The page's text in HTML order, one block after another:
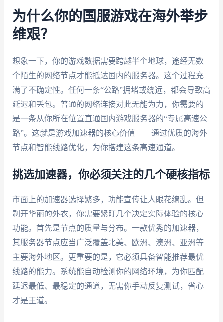
为什么你的国服游戏在海外举步
维艰？
想象一下，你的游戏数据需要跨越半个地球，途经无数
个陌生的网络节点才能抵达国内的服务器。这个过程充
满了不确定性。任何一条“公路”拥堵或绕远，都会导致高
延迟和丢包。普通的网络连接对此无能为力，你需要的
是一条从你所在位置直通国内游戏服务器的“专属高速公
路”。这就是游戏加速器的核心价值——通过优质的海外
节点和智能线路优化，为你搭建这条高速通道。
挑选加速器，你必须关注的几个硬核指标
市面上的加速器选择繁多，功能宣传让人眼花缭乱。但
剥开华丽的外衣，你需要紧盯几个决定实际体验的核心
功能。首先是节点的质量与分布。一款优秀的加速器，
其服务器节点应当广泛覆盖北美、欧洲、澳洲、亚洲等
主要海外地区。更重要的是，它必须具备智能推荐最优
线路的能力。系统能自动检测你的网络环境，为你匹配
延迟最低、最稳定的通道，无需你手动反复测试，省心
才是王道。